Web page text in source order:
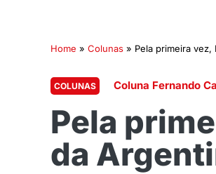
Home » Colunas » Pela primeira
COLUNAS Coluna Fernando
Pela
da